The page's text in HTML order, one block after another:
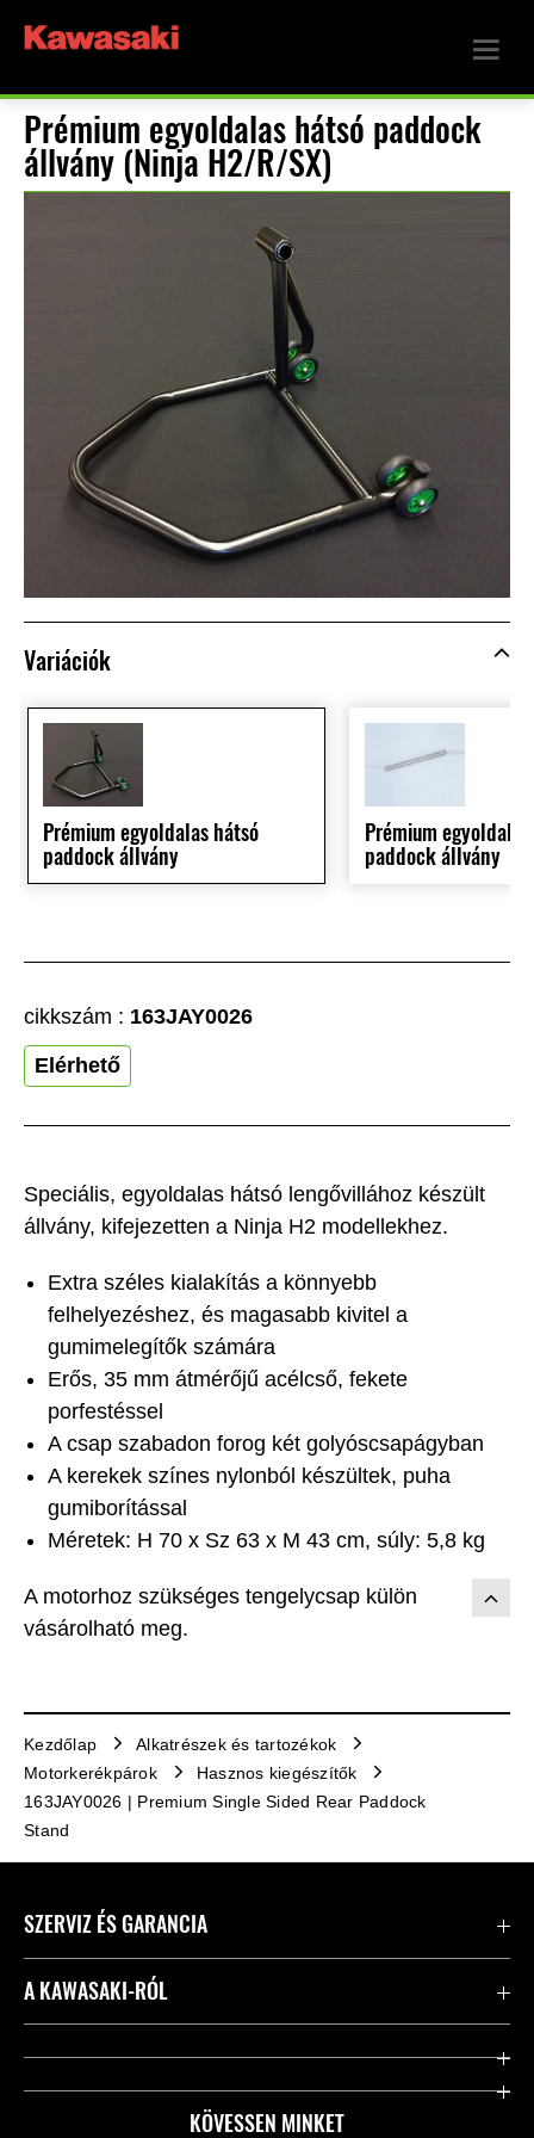
Prémium egyoldalas hátsó paddock
állvány (Ninja H2/R/SX)
Speciális, egyoldalas hátsó lengővillához készült
állvány, kifejezetten a Ninja H2 modellekhez.
Extra széles kialakítás a könnyebb
felhelyezéshez, és magasabb kivitel a
gumimelegítők számára
Erős, 35 mm átmérőjű acélcső, fekete
porfestéssel
A csap szabadon forog két golyóscsapágyban
A kerekek színes nylonból készültek, puha
gumiborítással
Méretek: H 70 x Sz 63 x M 43 cm, súly: 5,8 kg
A motorhoz szükséges tengelycsap külön
vásárolható meg.
cikkszám : 163JAY0026
Elérhető
Variációk
Prémium egyoldalas hátsó
paddock állvány
Prémium
paddock állvány
Kezdőlap
Alkatrészek és tartozékok
Motorkerékpárok
Hasznos kiegészítők
163JAY0026 | Premium Single Sided Rear Paddock
Stand
KÖVESSEN MINKET
SZERVIZ ÉS GARANCIA
Kapcsolat
Hasznos linkek
A KAWASAKI-RÓL
Vállalatunk